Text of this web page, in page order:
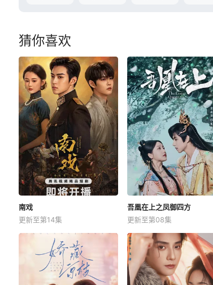
猜你喜欢
南戏
更新至第14集
吾凰在上之凤御四方
更新至第08集